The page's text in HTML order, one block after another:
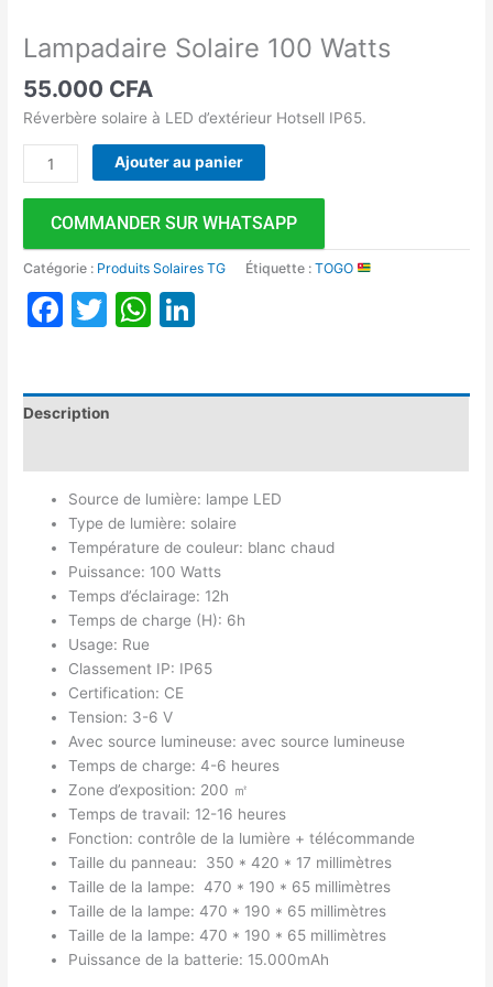
Lampadaire Solaire 100 Watts
55.000 CFA
Réverbère solaire à LED d’extérieur Hotsell IP65.
Ajouter au panier
COMMANDER SUR WHATSAPP
Catégorie : Produits Solaires TG Étiquette :TOGO
Facebook
TwitterWhatsApp
Description
Source de lumière: lampe LED
Type de lumière: solaire
Température de couleur: blanc chaud
Puissance: 100 Watts
Temps d’éclairage: 12h
Temps de charge (H): 6h
Usage: Rue
Classement IP: IP65
Certification: CE
Tension: 3-6 V
Avec source lumineuse: avec source lumineuse
Temps de charge: 4-6 heures
Zone d’exposition: 200 ㎡
Temps de travail: 12-16 heures
Fonction: contrôle de la lumière + télécommande
Taille du panneau: 350 * 420 * 17 millimètres
Taille de la lampe:470 * 190 * 65 millimètres
Taille de la lampe: 470 * 190 * 65 millimètres
Taille de la lampe: 470 * 190 * 65 millimètres
Puissance de la batterie: 15.000mAh